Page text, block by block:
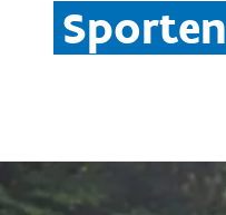
Sporten